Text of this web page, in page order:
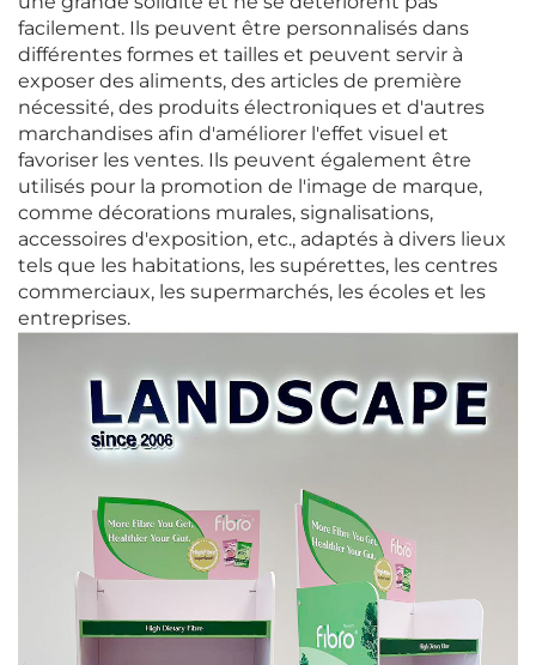
facilement. Ils peuvent être personnalisés dans
différentes formes et tailles et peuvent servir à
exposer des aliments, des articles de première
nécessité, des produits électroniques et d'autres
marchandises afin d'améliorer l'effet visuel et
favoriser les ventes. Ils peuvent également être
utilisés pour la promotion de l'image de marque,
comme décorations murales, signalisations,
accessoires d'exposition, etc., adaptés à divers lieux
tels que les habitations, les supérettes, les centres
commerciaux, les supermarchés, les écoles et les
entreprises.